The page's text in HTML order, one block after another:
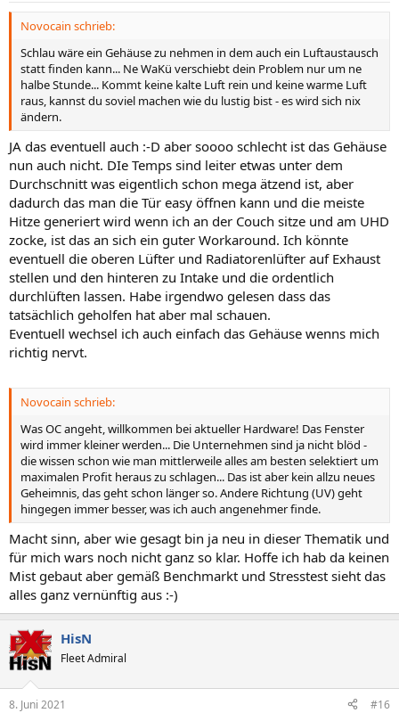
Novocain schrieb:
Schlau wäre ein Gehäuse zu nehmen in dem auch ein Luftaustausch
statt finden kann... Ne WaKü verschiebt dein Problem nur um ne
halbe Stunde... Kommt keine kalte Luft rein und keine warme Luft
raus, kannst du soviel machen wie du lustig bist - es wird sich nix
ändern.
JA das eventuell auch :-D aber soooo schlecht ist das Gehäuse
nun auch nicht. DIe Temps sind leiter etwas unter dem
Durchschnitt was eigentlich schon mega ätzend ist, aber
dadurch das man die Tür easy öffnen kann und die meiste
Hitze generiert wird wenn ich an der Couch sitze und am UHD
zocke, ist das an sich ein guter Workaround. Ich könnte
eventuell die oberen Lüfter und Radiatorenlüfter auf Exhaust
stellen und den hinteren zu Intake und die ordentlich
durchlüften lassen. Habe irgendwo gelesen dass das
tatsächlich geholfen hat aber mal schauen.
Eventuell wechsel ich auch einfach das Gehäuse wenns mich
richtig nervt.
Novocain schrieb:
Was OC angeht, willkommen bei aktueller Hardware! Das Fenster
wird immer kleiner werden... Die Unternehmen sind ja nicht blöd -
die wissen schon wie man mittlerweile alles am besten selektiert um
maximalen Profit heraus zu schlagen... Das ist aber kein allzu neues
Geheimnis, das geht schon länger so. Andere Richtung (UV) geht
hingegen immer besser, was ich auch angenehmer finde.
Macht sinn, aber wie gesagt bin ja neu in dieser Thematik und
für mich wars noch nicht ganz so klar. Hoffe ich hab da keinen
Mist gebaut aber gemäß Benchmarkt und Stresstest sieht das
alles ganz vernünftig aus :-)
HisN
Fleet Admiral
8. Juni 2021 #16